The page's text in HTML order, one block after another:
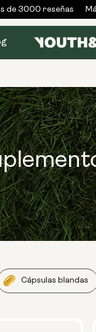
de 3000 reseñas
Cápsulas blandas